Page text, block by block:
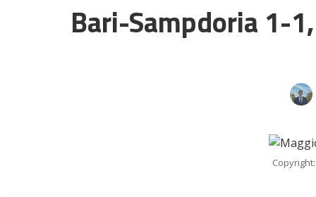
Bari-Sampdoria 1-